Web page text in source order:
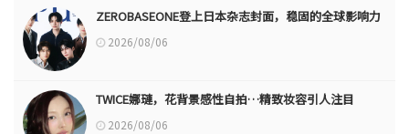
ZEROBASEONE登上日本杂志封面，稳固的全球影响力
2026/08/06
TWICE娜璉，花背景感性自拍…精致妆容引人注目
2026/08/06